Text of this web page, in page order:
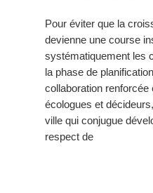
Pour éviter que la
devienne une course
systématiquement les
la phase de
collaboration renforcée
écologues et
ville qui conjugue
respect de